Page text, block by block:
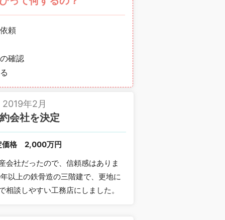
頼
確認
2019年2月
会社を決定
価格
2,000万円
会社だったので、信頼感はありま
以上の鉄骨造の三階建で、更地に
相談しやすい工務店にしました。